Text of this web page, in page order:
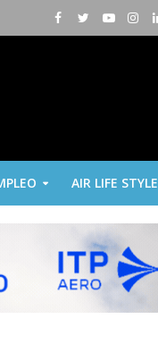
AIR LIFE STYLE